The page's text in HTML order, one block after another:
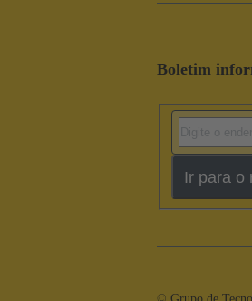
Boletim
Ir para o